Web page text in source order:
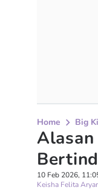
Home Big
10 Feb 2026,
Keisha Felita